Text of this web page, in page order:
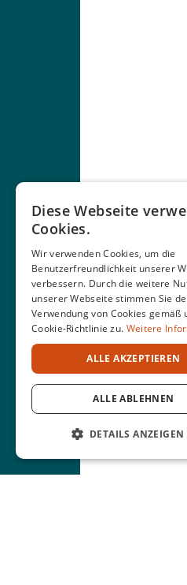
Diese Webseite
Cookies.
Wir verwenden Cookies, um die
Benutzerfreundlichkeit unserer
verbessern. Durch die weitere
unserer Webseite stimmen Sie
Verwendung von Cookies gemäß
Cookie-Richtlinie zu. Weitere
ALLE AKZEPTIEREN
ALLE ABLEHNEN
DETAILS ANZEIGEN